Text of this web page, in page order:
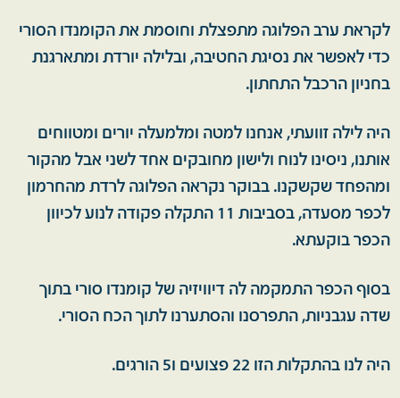
לקראת ערב הפלוגה מתפצלת וחוסמת את הקומנדו הסורי
כדי לאפשר את נסיגת החטיבה, ובלילה יורדת ומתארגנת
בחניון הרכבל התחתון.
היה לילה זוועתי, אנחנו למטה ומלמעלה יורים ומטווחים
אותנו, ניסינו לנוח ולישון מחובקים אחד לשני אבל מהקור
ומהפחד שקשקנו. בבוקר נקראה הפלוגה לרדת מהחרמון
לכפר מסעדה, בסביבות 11 התקלה פקודה לנוע לכיוון
הכפר בוקעתא.
בסוף הכפר התמקמה לה דיוויזיה של קומנדו סורי בתוך
שדה עגבניות, התפרסנו והסתערנו לתוך הכח הסורי.
היה לנו בהתקלות הזו 22 פצועים ו5 הורגים.